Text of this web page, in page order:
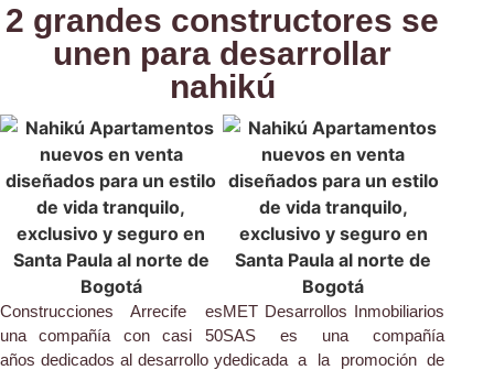
2 grandes constructores se
unen para desarrollar
nahikú
Construcciones Arrecife es
una compañía con casi 50
años dedicados al desarrollo y
MET Desarrollos Inmobiliarios
SAS es una compañía
dedicada a la promoción de